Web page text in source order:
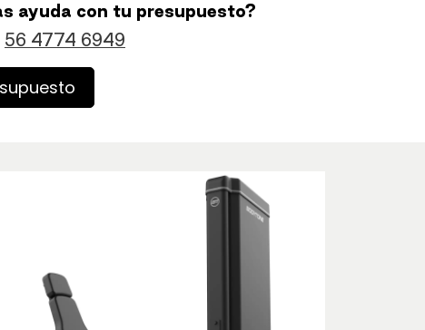
ayuda con tu presupuesto?
56 4774 6949